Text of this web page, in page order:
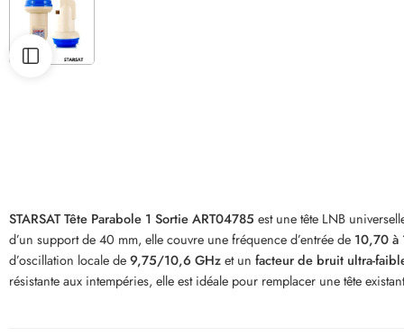
STARSAT Tête Parabole 1 Sortie ART04785 est une tête LNB
d’un support de 40 mm, elle couvre une fréquence d’entrée de 10,70 à
d’oscillation locale de9,75/10,6 GHzet un facteur de bruit ultra-
résistante aux intempéries, elle est idéale pour remplacer une tête